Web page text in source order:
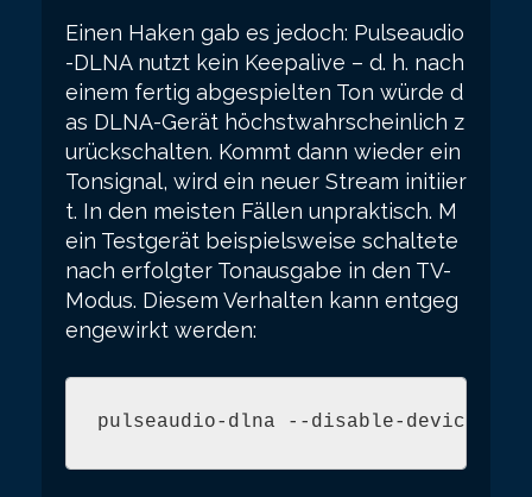
Einen Haken gab es jedoch: Pulseaudio
-DLNA nutzt kein Keepalive – d. h. nach
einem fertig abgespielten Ton würde d
as DLNA-Gerät höchstwahrscheinlich z
urückschalten. Kommt dann wieder ein
Tonsignal, wird ein neuer Stream initiier
t. In den meisten Fällen unpraktisch. M
ein Testgerät beispielsweise schaltete
nach erfolgter Tonausgabe in den TV-
Modus. Diesem Verhalten kann entgeg
engewirkt werden:
pulseaudio-dlna --disable-device-